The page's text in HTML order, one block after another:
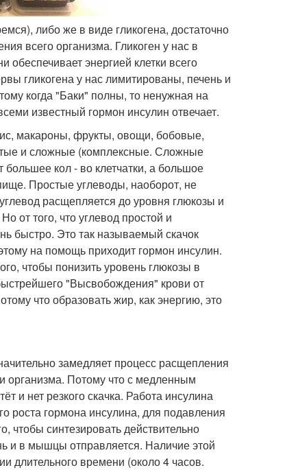
либо же в виде гликогена, достаточно
всего организма. Гликоген у нас в
энергией клетки всего
гликогена у нас лимитированы, печень и
когда "Баки" полны, то ненужная на
известный гормон инсулин отвечает.
макароны, фрукты, овощи, бобовые,
и сложные (комплексные. Сложные
кол - во клетчатки, а большое
Простые углеводы, наоборот, не
расщепляется до уровня глюкозы и
от того, что углевод простой и
быстро. Это так называемый скачок
на помощь приходит гормон инсулин.
чтобы понизить уровень глюкозы в
"Высвобождения" крови от
что образовать жир, как энергию, это
замедляет процесс расщепления
организма. Потому что с медленным
и нет резкого скачка. Работа инсулина
роста гормона инсулина, для подавления
чтобы синтезировать действительно
и в мышцы отправляется. Наличие этой
длительного времени (около 4 часов.